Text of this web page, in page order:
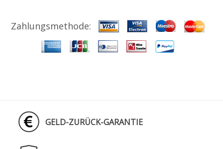
Zahlungsmethode:
GELD-ZURÜCK-GARANTIE